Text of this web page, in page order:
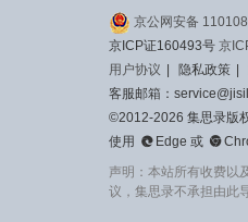
京公网安备
京ICP证160493号 京
用户协议
隐私政策
客服邮箱：
©2012-2026 集思录版
使用
 Edge 或 
声明：本站所有收费以
议，集思录不承担由此